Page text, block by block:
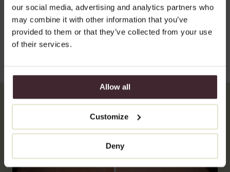
our social media, advertising and analytics partners who
may combine it with other information that you’ve
provided to them or that they’ve collected from your use
of their services.
Allow all
Customize
Deny